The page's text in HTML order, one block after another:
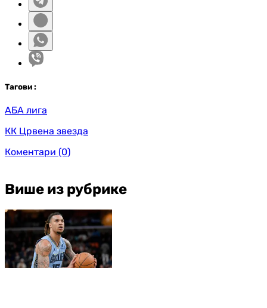
Тагови :
АБА лига
КК Црвена звезда
Коментари (0)
Више из рубрике